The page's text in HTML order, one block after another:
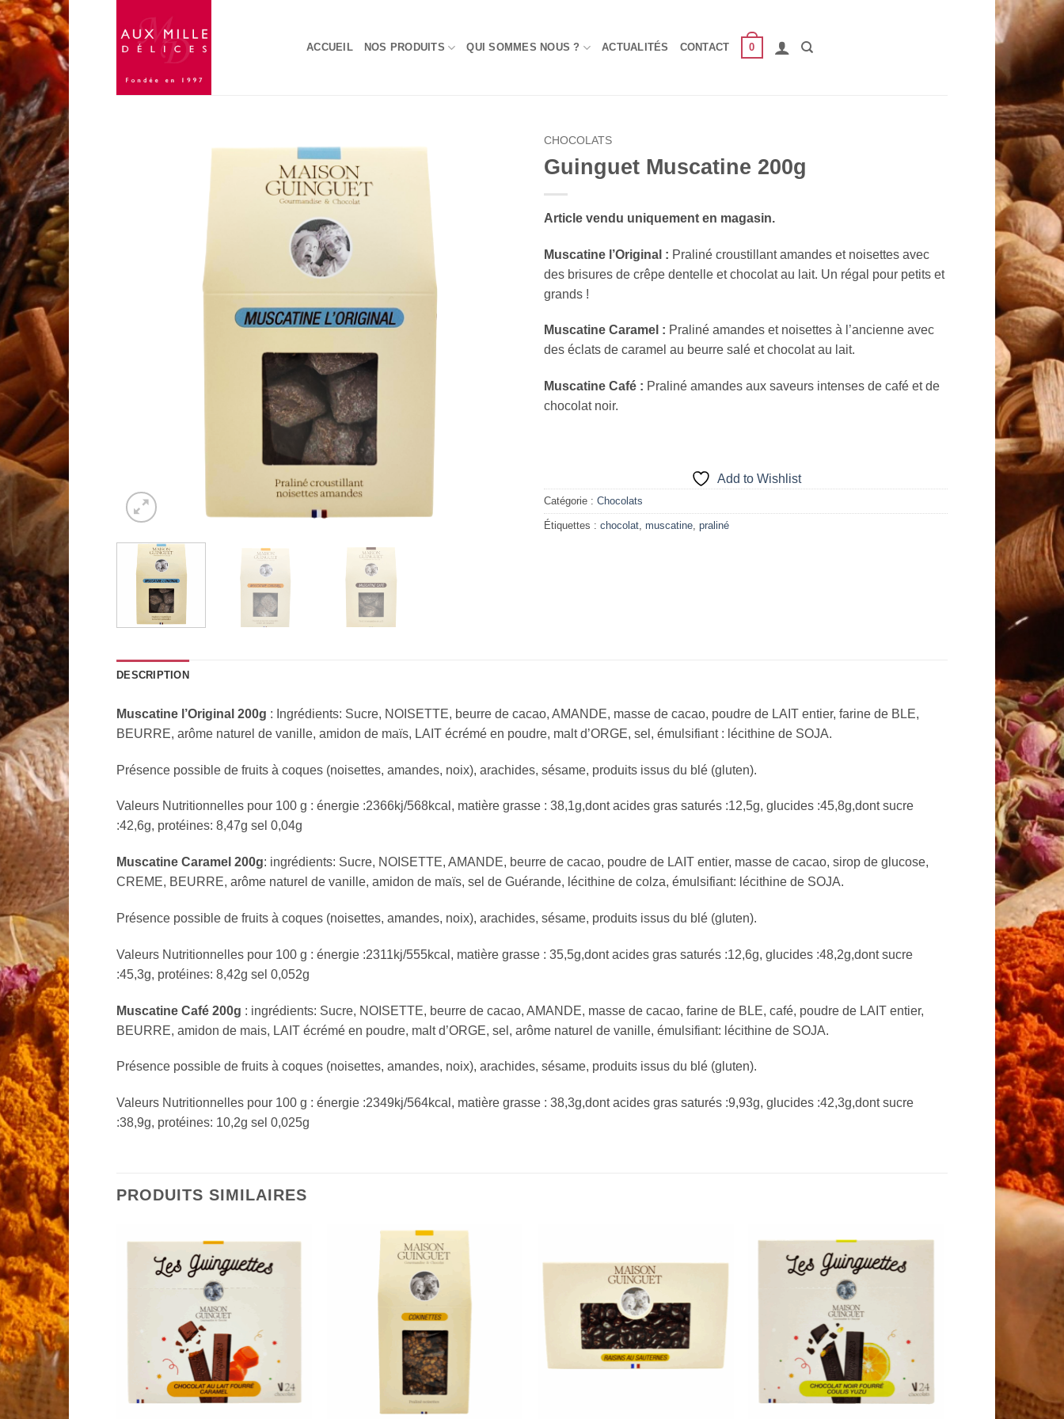
Passer
au
contenu
ACCUEIL NOS PRODUITS QUI SOMMES NOUS ? ACTUALITÉS CONTACT 0
CHOCOLATS
Guinguet Muscatine 200g
Article vendu uniquement en magasin.
Muscatine l’Original : Praliné croustillant amandes et noisettes avec
des brisures de crêpe dentelle et chocolat au lait. Un régal pour petits et
grands !
Muscatine Caramel : Praliné amandes et noisettes à l’ancienne avec
des éclats de caramel au beurre salé et chocolat au lait.
Muscatine Café : Praliné amandes aux saveurs intenses de café et de
chocolat noir.
Add to Wishlist
Catégorie : Chocolats
Étiquettes : chocolat muscatine praliné
DESCRIPTION
Muscatine l’Original 200g : Ingrédients: Sucre, NOISETTE, beurre de cacao, AMANDE, masse de cacao, poudre de LAIT entier, farine de BLE,
BEURRE, arôme naturel de vanille, amidon de maïs, LAIT écrémé en poudre, malt d’ORGE, sel, émulsifiant : lécithine de SOJA.
Présence possible de fruits à coques (noisettes, amandes, noix), arachides, sésame, produits issus du blé (gluten).
Valeurs Nutritionnelles pour 100 g : énergie :2366kj/568kcal, matière grasse : 38,1g,dont acides gras saturés :12,5g, glucides :45,8g,dont sucre
:42,6g, protéines: 8,47g sel 0,04g
Muscatine Caramel 200g: ingrédients: Sucre, NOISETTE, AMANDE, beurre de cacao, poudre de LAIT entier, masse de cacao, sirop de glucose,
CREME, BEURRE, arôme naturel de vanille, amidon de maïs, sel de Guérande, lécithine de colza, émulsifiant: lécithine de SOJA.
Présence possible de fruits à coques (noisettes, amandes, noix), arachides, sésame, produits issus du blé (gluten).
Valeurs Nutritionnelles pour 100 g : énergie :2311kj/555kcal, matière grasse : 35,5g,dont acides gras saturés :12,6g, glucides :48,2g,dont sucre
:45,3g, protéines: 8,42g sel 0,052g
Muscatine Café 200g : ingrédients: Sucre, NOISETTE, beurre de cacao, AMANDE, masse de cacao, farine de BLE, café, poudre de LAIT entier,
BEURRE, amidon de mais, LAIT écrémé en poudre, malt d’ORGE, sel, arôme naturel de vanille, émulsifiant: lécithine de SOJA.
Présence possible de fruits à coques (noisettes, amandes, noix), arachides, sésame, produits issus du blé (gluten).
Valeurs Nutritionnelles pour 100 g : énergie :2349kj/564kcal, matière grasse : 38,3g,dont acides gras saturés :9,93g, glucides :42,3g,dont sucre
:38,9g, protéines: 10,2g sel 0,025g
PRODUITS SIMILAIRES
Add to
Add to
Add to
Wishlist